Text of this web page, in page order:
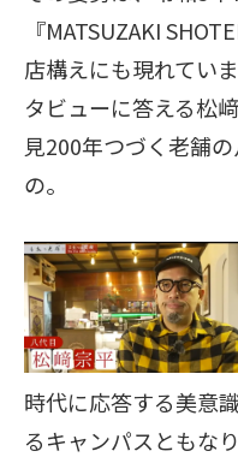
『MATSUZAKI
店構えにも現れてい
タビューに答える松
見200年つづく老舗
の。
時代に応答する美意
るキャンパスともな